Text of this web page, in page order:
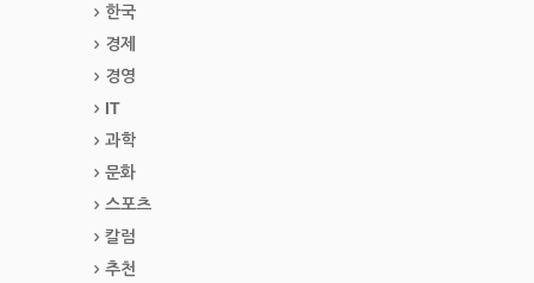
한국
경제
경영
IT
과학
문화
스포츠
칼럼
추천